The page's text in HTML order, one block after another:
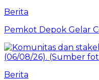
Berita
Pemkot Depok Gelar
Berita